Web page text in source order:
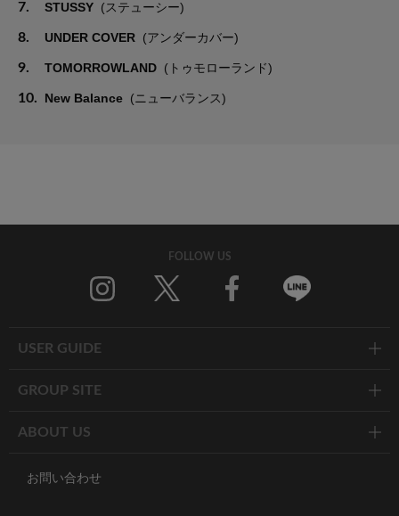
7. STUSSY (ステューシー)
8. UNDER COVER (アンダーカバー)
9. TOMORROWLAND (トゥモローランド)
10. New Balance (ニューバランス)
FOLLOW US
USER GUIDE
GROUP SITE
ABOUT US
お問い合わせ